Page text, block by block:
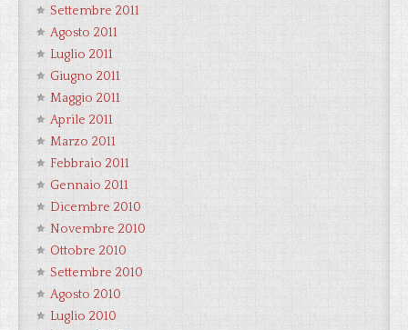
Settembre 2011
Agosto 2011
Luglio 2011
Giugno 2011
Maggio 2011
Aprile 2011
Marzo 2011
Febbraio 2011
Gennaio 2011
Dicembre 2010
Novembre 2010
Ottobre 2010
Settembre 2010
Agosto 2010
Luglio 2010